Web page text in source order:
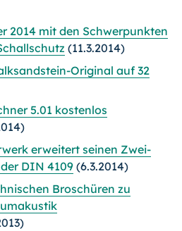
2014 mit den Schwerpunkten
(11.3.2014)
Original auf 32
5.01 kostenlos
erweitert seinen Zwei-
DIN 4109 (6.3.2014)
Broschüren zu